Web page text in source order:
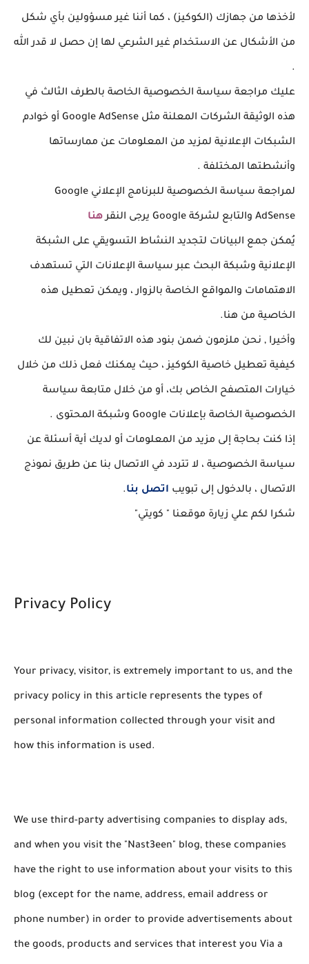
لأخذها من جهازك (الكوكيز) ، كما أننا غير مسؤولين بأي شكل
من الأشكال عن الاستخدام غير الشرعي لها إن حصل لا قدر الله
.
عليك مراجعة سياسة الخصوصية الخاصة بالطرف الثالث في
هذه الوثيقة الشركات المعلنة مثل Google AdSense أو خوادم
الشبكات الإعلانية لمزيد من المعلومات عن ممارساتها
وأنشطتها المختلفة .
لمراجعة سياسة الخصوصية للبرنامج الإعلاني Google
AdSense والتابع لشركة Google يرجى النقر هنا
يُمكن جمع البيانات لتجديد النشاط التسويقي على الشبكة
الإعلانية وشبكة البحث عبر سياسة الإعلانات التي تستهدف
الاهتمامات والمواقع الخاصة بالزوار ، ويمكن تعطيل هذه
الخاصية من هنا.
وأخيرا , نحن ملزمون ضمن بنود هذه الاتفاقية بان نبين لك
كيفية تعطيل خاصية الكوكيز ، حيث يمكنك فعل ذلك من خلال
خيارات المتصفح الخاص بك، أو من خلال متابعة سياسة
الخصوصية الخاصة بإعلانات Google وشبكة المحتوى .
إذا كنت بحاجة إلى مزيد من المعلومات أو لديك أية أسئلة عن
سياسة الخصوصية ، لا تتردد في الاتصال بنا عن طريق نموذج
الاتصال ، بالدخول إلى تبويب اتصل بنا.
شكرا لكم علي زيارة موقعنا " كويتي"
Privacy Policy
Your privacy, visitor, is extremely important to us, and the
privacy policy in this article represents the types of
personal information collected through your visit and
how this information is used.
We use third-party advertising companies to display ads,
and when you visit the "Nast3een" blog, these companies
have the right to use information about your visits to this
blog (except for the name, address, email address or
phone number) in order to provide advertisements about
the goods, products and services that interest you Via a